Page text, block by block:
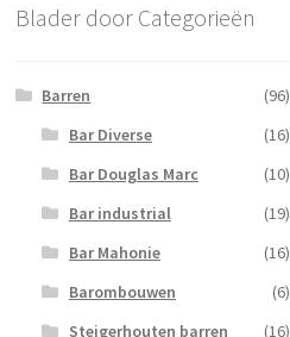
Blader door Categorieën
Barren
(96)
Bar Diverse
(16)
Bar Douglas Marc
(10)
Bar industrial
(19)
Bar Mahonie
(16)
Barombouwen
(6)
Steigerhouten barren
(16)